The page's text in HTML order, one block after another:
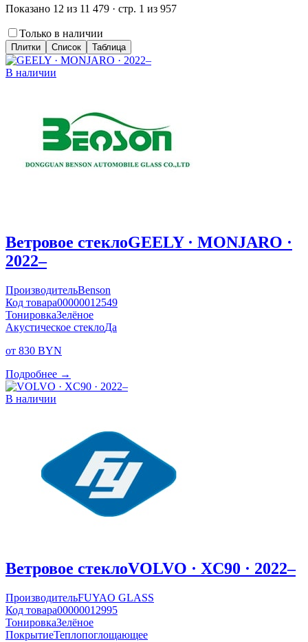
Показано 12 из 11 479 · стр. 1 из 957
Только в наличии
Плитки Список Таблица
В наличии
Ветровое стеклоGEELY · MONJARO ·
2022–
ПроизводительBenson
Код товара00000012549
ТонировкаЗелёное
Акустическое стеклоДа
от 830 BYN
Подробнее →
В наличии
Ветровое стеклоVOLVO · XC90 · 2022–
ПроизводительFUYAO GLASS
Код товара00000012995
ТонировкаЗелёное
ПокрытиеТеплопоглощающее